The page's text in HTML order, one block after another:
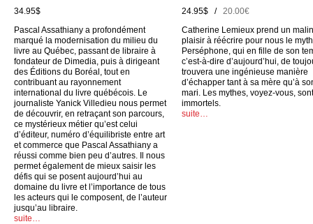
34.95$
Pascal Assathiany a profondément
marqué la modernisation du milieu du
livre au Québec, passant de libraire à
fondateur de Dimedia, puis à dirigeant
des Éditions du Boréal, tout en
contribuant au rayonnement
international du livre québécois. Le
journaliste Yanick Villedieu nous permet
de découvrir, en retraçant son parcours,
ce mystérieux métier qu’est celui
d’éditeur, numéro d’équilibriste entre art
et commerce que Pascal Assathiany a
réussi comme bien peu d’autres. Il nous
permet également de mieux saisir les
défis qui se posent aujourd’hui au
domaine du livre et l’importance de tous
les acteurs qui le composent, de l’auteur
jusqu’au libraire.
suite…
24.95$ /20.00€
Catherine Lemieux prend un malin
plaisir à réécrire pour nous le
Perséphone, qui en fille de son
c’est-à-dire d’aujourd’hui, de
trouvera une ingénieuse manière
d’échapper tant à sa mère qu’à
mari. Les mythes, voyez-vous, sont
immortels.
suite…